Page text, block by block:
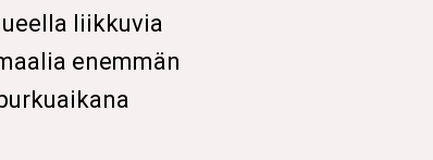
liikkuvia
enemmän